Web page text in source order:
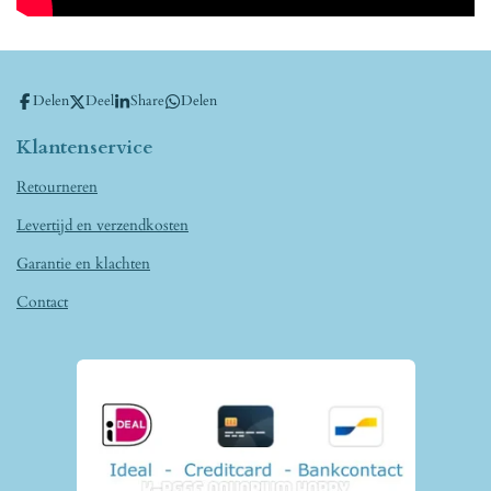
Delen Deel Share Delen
Klantenservice
Retourneren
Levertijd en verzendkosten
Garantie en klachten
Contact